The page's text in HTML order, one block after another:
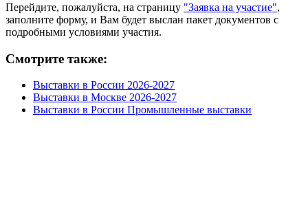
Перейдите, пожалуйста, на страницу "Заявка на участие",
заполните форму, и Вам будет выслан пакет документов с
подробными условиями участия.
Смотрите также:
Выставки в России 2026-2027
Выставки в Москве 2026-2027
Выставки в России Промышленные выставки